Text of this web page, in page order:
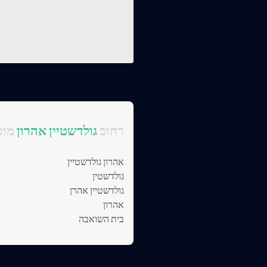
:רחובגולדשטיין אהרון
אהרון גולדשטיין
גולדשטין
גולדשטיין אהרן
אהרון
בית השואבה